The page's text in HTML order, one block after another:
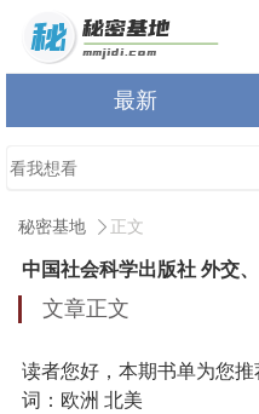
最新
秘密基地 正文
中国社会科学出版社 外交
文章正文
读者您好，本期书单为您
词：欧洲 北美